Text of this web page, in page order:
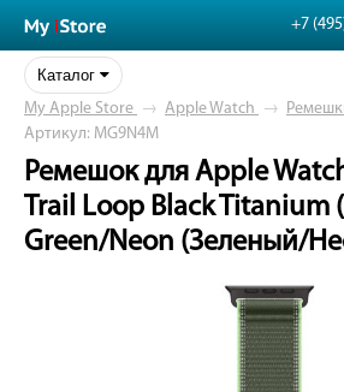
+7
Каталог
My Apple Store → Apple Watch →
Артикул: MG9N4M
Ремешок для Apple
Trail Loop Black Titanium
Green/Neon (Зеленый/